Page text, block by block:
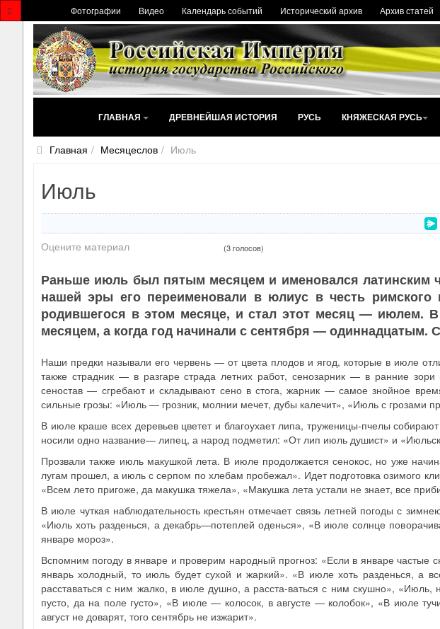
Фотографии Видео Календарь событий Исторический архив Архив статей
ГЛАВНАЯ ДРЕВНЕЙШАЯ ИСТОРИЯ РУСЬ КНЯЖЕСКАЯ РУСЬ
Главная Месяцеслов Июль
Июль
Оцените материал (3 голосов)
Раньше июль был пятым месяцем и именовался латинским
нашей эры его переименовали в юлиус в честь
родившегося в этом месяце, и стал этот месяц — июлем.
месяцем, а когда год начинали с сентября — одиннадцатым.
Наши предки называли его червень — от цвета плодов и ягод, которые в июле
также страдник — в разгаре страда летних работ, сенозарник — в ранние
сеностав — сгребают и складывают сено в стога, жарник — самое знойное
сильные грозы: «Июль — грозник, молнии мечет, дубы калечит», «Июль с грозами
В июле краше всех деревьев цветет и благоухает липа, труженицы-пчелы
носили одно название— липец, а народ подметил: «От лип июль душист» и
Прозвали также июль макушкой лета. В июле продолжается сенокос, но уже
лугам прошел, а июль с серпом по хлебам пробежал». Идет подготовка озимого
«Всем лето пригоже, да макушка тяжела», «Макушка лета устали не знает, все
В июле чуткая наблюдательность крестьян отмечает связь летней погоды с
«Июль хоть разденься, а декабрь—потеплей оденься», «В июле солнце
январе мороз».
Вспомним погоду в январе и проверим народный прогноз: «Если в январе частые
январь холодный, то июль будет сухой и жаркий». «В июле хоть разденься, а
расставаться с ним жалко, в июле душно, а расста-ваться с ним скушно»,
пусто, да на поле густо», «В июле — колосок, в августе — колобок», «В июле
август не доварят, того сентябрь не изжарит».